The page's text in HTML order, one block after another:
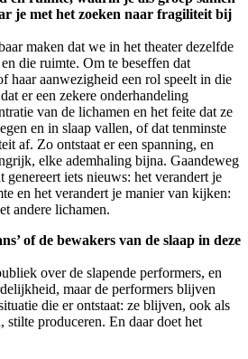
je met het zoeken naar fragiliteit bij
maken dat we in het theater dezelfde
die ruimte. Om te beseffen dat
haar aanwezigheid een rol speelt in die
er een zekere onderhandeling
van de lichamen en het feite dat ze
en in slaap vallen, of dat tenminste
af. Zo ontstaat er een spanning, en
elke ademhaling bijna. Gaandeweg
genereert iets nieuws: het verandert je
en het verandert je manier van kijken:
andere lichamen.
of de bewakers van de slaap in deze
over de slapende performers, en
maar de performers blijven
die er ontstaat: ze blijven, ook als
stilte produceren. En daar doet het